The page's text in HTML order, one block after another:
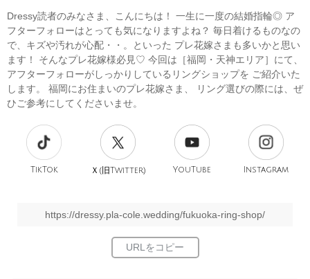
Dressy読者のみなさま、こんにちは！ 一生に一度の結婚指輪◎ ア
フターフォローはとっても気になりますよね？ 毎日着けるものなの
で、キズや汚れが心配・・。といった プレ花嫁さまも多いかと思い
ます！ そんなプレ花嫁様必見♡ 今回は［福岡・天神エリア］にて、
アフターフォローがしっかりしているリングショップを ご紹介いた
します。 福岡にお住まいのプレ花嫁さま、 リング選びの際には、ぜ
ひご参考にしてくださいませ。
TikTok Ｘ(旧 Twitter) YouTube Instagram
https://dressy.pla-cole.wedding/fukuoka-ring-shop/